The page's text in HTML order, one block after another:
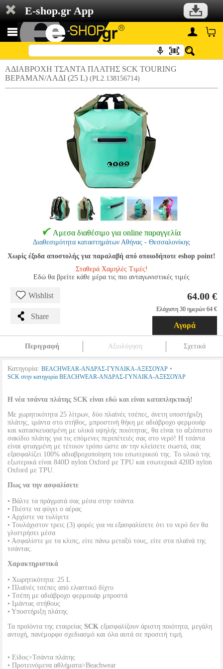
E-shop.gr App
ΑΔΙΑΒΡΟΧΗ ΤΣΑΝΤΑ ΠΛΑΤΗΣ SCK TOURING
ΒΕΡΑΜΑΝ/ΛΑΔΙ (25 L) (PL2.138156714)
Αμεσα διαθέσιμο για online παραγγελία
Διαθεσιμότητα καταστημάτων Αθήνας - Θεσσαλονίκης
Χωρίς έξοδα αποστολής για παραλαβή από οποιοδήποτε eshop point!
Σταθερά Χαμηλές Τιμές!
Εδώ θα βρείτε κάθε μέρα τις πιο ανταγωνιστικές τιμές
Wishlist
Share
64.00 €
Ελάχιστη 30 ημερών 64 €
Αγορά
Περιγραφή Αξιολόγηση Σχετικά
Κατηγορία: BEACHWEAR-ΑΝΔΡΑΣ-ΓΥΝΑΙΚΑ-ΑΞΕΣΟΥΑΡ •
SCK στην κατηγορία BEACHWEAR-ΑΝΔΡΑΣ-ΓΥΝΑΙΚΑ-ΑΞΕΣΟΥΑΡ
Η νέα τσάντα πλάτης SCK είναι εδώ και είναι καταπληκτική!
Με χωρητικότητα 25 λίτρων, δύο πλαϊνές τσέπες, άνετη υποστήριξη
πλάτης, ιμάντα στο στήθος, μπροστινή θήκη με αδιάβροχο φερμουάρ
και κατασκευασμένη με υλικά υψηλής ποιότητας, θα είναι το αξιόπιστο
σακίδιο πλάτης για τις επόμενες περιπέτειές σας στο νερό! Η τσάντα
είναι φτιαγμένη με τέτοιον τρόπο ώστε αν την κλείσετε σωστά, σας
εξασφαλίζει 100% αδιαβροχοποίηση του εσωτερικού της. Το υλικό της
εξωτερικά είναι 840D nylon Oxford με TPU και εσωτερικά 420D nylon
Oxford με TPU.
Πως να την ασφαλίσετε
• Βάλτε τα πράγματά σας μέσα στην τσάντα
• Πιέστε να φύγει ο αέρας
• Αρχίστε να τυλίγετε
• Τουλάχιστον τρεις (3) φορές για να εξασφαλίσετε ότι το νερό δεν θα
γλιστρήσει μέσα
• Ασφαλίστε με τα κλιπς, είτε πάνω μεταξύ τους, είτε στα πλαϊνά της
τσάντας.
Χαρακτηριστικά
• Χωρητικότητα: 25 L
• Πλαϊνές τσέπες από ελαστικό δίχτυ
• Τσέπη με αδιάβροχο φερμουάρ μπροστά
• Ιμάντας στήθους
• Υποστήριξη πλάτης
Τα προϊόντα της εταιρείας SCK εξασφαλίζουν άριστη ποιότητα, μεγάλη
αντοχή, πανέμορφο σχεδιασμό και όλα αυτά σε προσιτή τιμή.
• Είδος>Τσάντα πλάτης
• Προτεινόμενα αθλήματα>Beachwear